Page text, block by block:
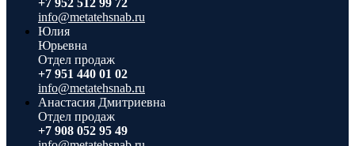
info@metatehsnab.ru
Юлия
Юрьевна
Отдел продаж
+7 951 440 01 02
info@metatehsnab.ru
Анастасия Дмитриевна
Отдел продаж
+7 908 052 95 49